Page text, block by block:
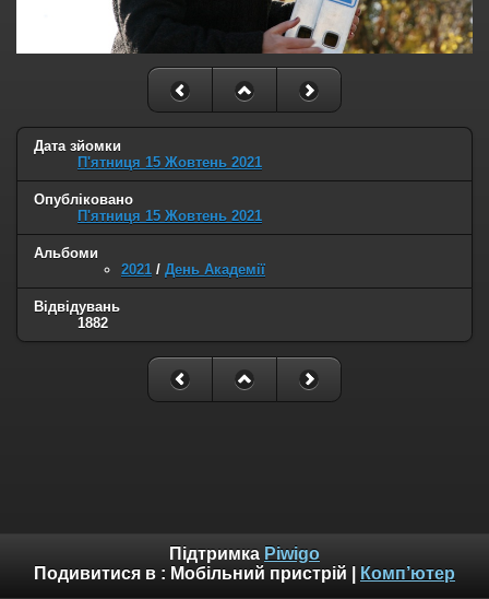
Дата зйомки
П'ятниця 15 Жовтень 2021
Опубліковано
П'ятниця 15 Жовтень 2021
Альбоми
2021 / День Академії
Відвідувань
1882
Підтримка Piwigo
Подивитися в : Мобільний пристрій Комп’ютер